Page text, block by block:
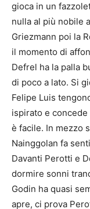
gioca in un
nulla al più nobile
Griezmann poi la
il momento di
Defrel ha la palla
di poco a lato. Si
Felipe Luis
ispirato e
è facile. In mezzo
Nainggolan fa
Davanti Perotti e
dormire sonni
Godin ha quasi
apre, ci prova